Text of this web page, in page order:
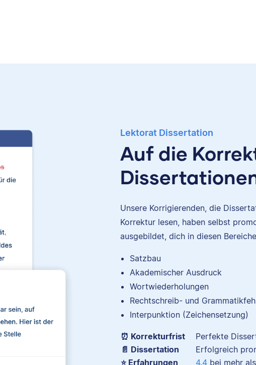
Lektorat Dissertation
Auf die
Unsere Korrigierenden, die
Korrektur lesen, haben selbst
ausgebildet, dich in diesen
Satzbau
Akademischer Ausdruck
Wortwiederholungen
Rechtschreib- und
Interpunktion (Zeichensetzung)
⏰ Korrekturfrist
Perfekte
📄 Dissertation
Erfolgreich
⭐ Erfahrungen
4.4 bei mehr als
Patrick
Studies and English and a
and working with academic
writing, ranging from
undergraduate essays to
doctoral dissertations to